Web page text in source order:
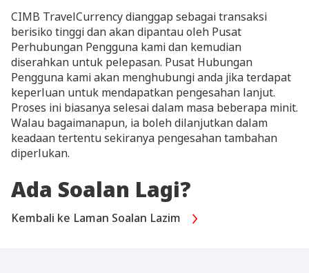
CIMB TravelCurrency dianggap sebagai transaksi
berisiko tinggi dan akan dipantau oleh Pusat
Perhubungan Pengguna kami dan kemudian
diserahkan untuk pelepasan. Pusat Hubungan
Pengguna kami akan menghubungi anda jika terdapat
keperluan untuk mendapatkan pengesahan lanjut.
Proses ini biasanya selesai dalam masa beberapa minit.
Walau bagaimanapun, ia boleh dilanjutkan dalam
keadaan tertentu sekiranya pengesahan tambahan
diperlukan.
Ada Soalan Lagi?
Kembali ke Laman Soalan Lazim